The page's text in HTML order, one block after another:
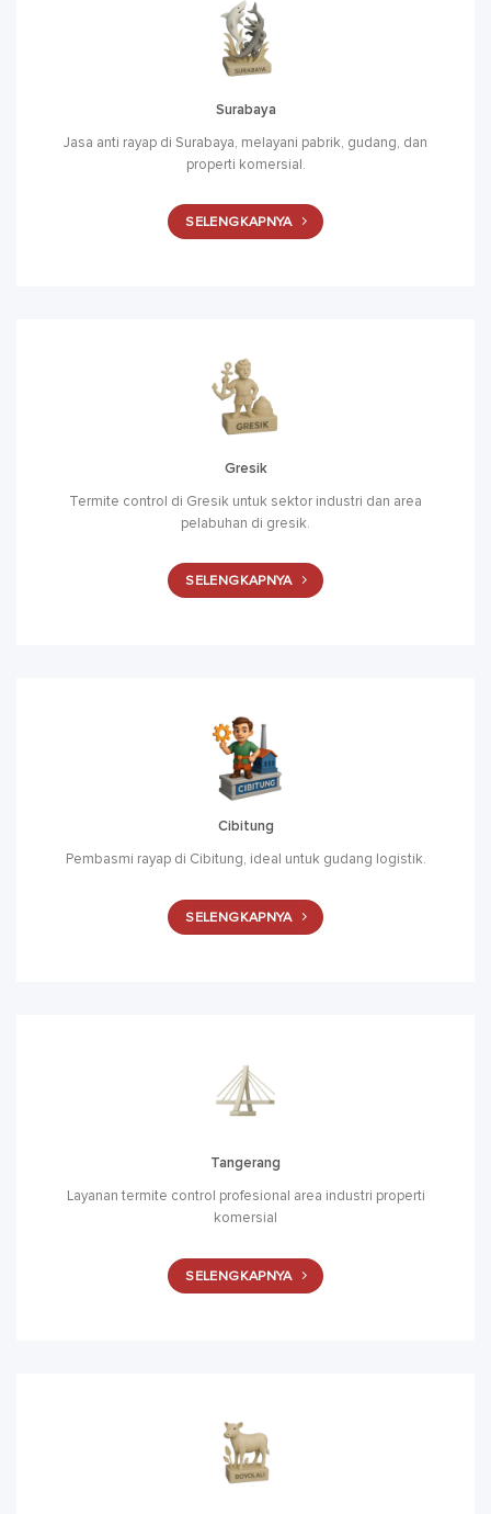
Surabaya
Jasa anti rayap di Surabaya, melayani pabrik, gudang, dan
properti komersial.
SELENGKAPNYA
Gresik
Termite control di Gresik untuk sektor industri dan area
pelabuhan di gresik.
SELENGKAPNYA
Cibitung
Pembasmi rayap di Cibitung, ideal untuk gudang logistik.
SELENGKAPNYA
Tangerang
Layanan termite control profesional area industri properti
komersial
SELENGKAPNYA